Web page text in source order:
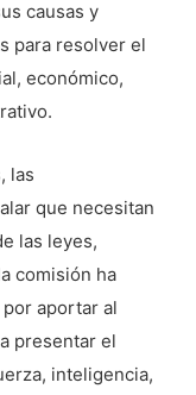
causas y
para resolver el
económico,
las
que necesitan
las leyes,
comisión ha
aportar al
presentar el
inteligencia,